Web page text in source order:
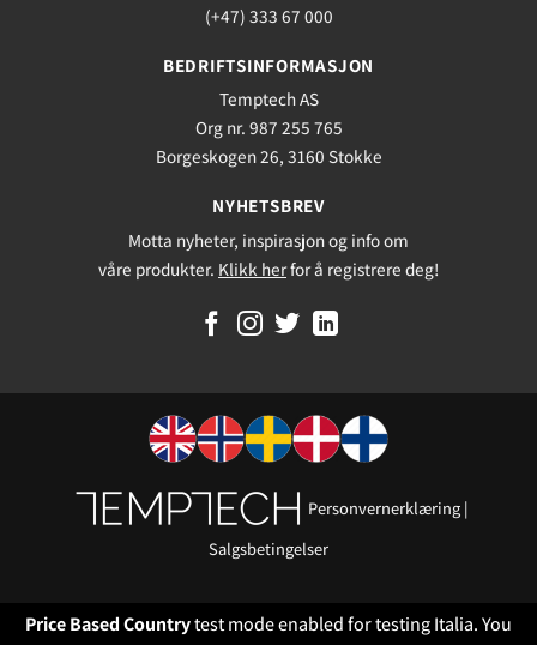
(+47) 333 67 000
BEDRIFTSINFORMASJON
Temptech AS
Org nr. 987 255 765
Borgeskogen 26, 3160 Stokke
NYHETSBREV
Motta nyheter, inspirasjon og info om
våre produkter. Klikk herfor å registrere deg!
Personvernerklæring |
Salgsbetingelser
Price Based Countrytest mode enabled for testing Italia. You